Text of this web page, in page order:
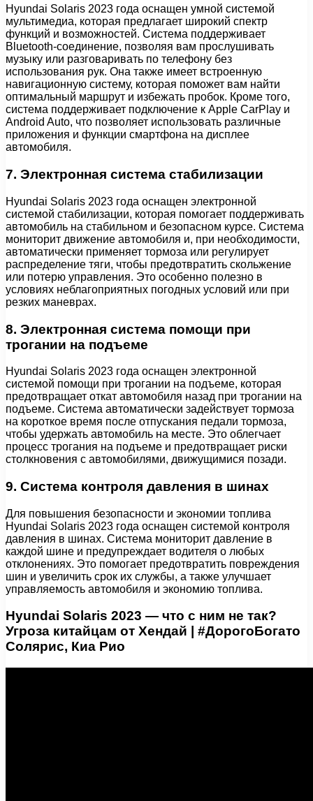
Hyundai Solaris 2023 года оснащен умной системой
мультимедиа, которая предлагает широкий спектр
функций и возможностей. Система поддерживает
Bluetooth-соединение, позволяя вам прослушивать
музыку или разговаривать по телефону без
использования рук. Она также имеет встроенную
навигационную систему, которая поможет вам найти
оптимальный маршрут и избежать пробок. Кроме того,
система поддерживает подключение к Apple CarPlay и
Android Auto, что позволяет использовать различные
приложения и функции смартфона на дисплее
автомобиля.
7. Электронная система стабилизации
Hyundai Solaris 2023 года оснащен электронной
системой стабилизации, которая помогает поддерживать
автомобиль на стабильном и безопасном курсе. Система
мониторит движение автомобиля и, при необходимости,
автоматически применяет тормоза или регулирует
распределение тяги, чтобы предотвратить скольжение
или потерю управления. Это особенно полезно в
условиях неблагоприятных погодных условий или при
резких маневрах.
8. Электронная система помощи при
трогании на подъеме
Hyundai Solaris 2023 года оснащен электронной
системой помощи при трогании на подъеме, которая
предотвращает откат автомобиля назад при трогании на
подъеме. Система автоматически задействует тормоза
на короткое время после отпускания педали тормоза,
чтобы удержать автомобиль на месте. Это облегчает
процесс трогания на подъеме и предотвращает риски
столкновения с автомобилями, движущимися позади.
9. Система контроля давления в шинах
Для повышения безопасности и экономии топлива
Hyundai Solaris 2023 года оснащен системой контроля
давления в шинах. Система мониторит давление в
каждой шине и предупреждает водителя о любых
отклонениях. Это помогает предотвратить повреждения
шин и увеличить срок их службы, а также улучшает
управляемость автомобиля и экономию топлива.
Hyundai Solaris 2023 — что с ним не так?
Угроза китайцам от Хендай | #ДорогоБогато
Солярис, Киа Рио